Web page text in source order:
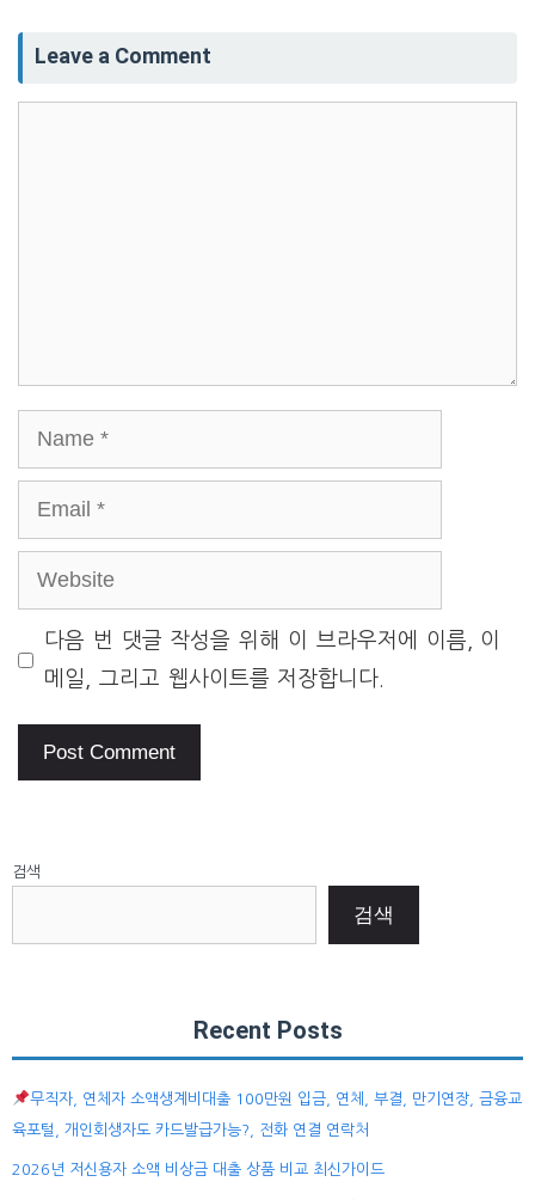
Leave a Comment
Name
Email
Website
다음 번 댓글 작성을 위해 이 브라우저에 이름, 이
메일, 그리고 웹사이트를 저장합니다.
검색
검색
Recent Posts
무직자, 연체자 소액생계비대출 100만원 입금, 연체, 부결, 만기연장, 금융교
육포털, 개인회생자도 카드발급가능?, 전화 연결 연락처
2026년 저신용자 소액 비상금 대출 상품 비교 최신가이드